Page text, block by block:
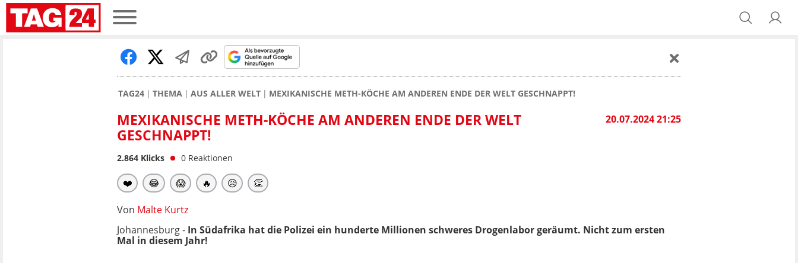
TAG24 THEMA AUS ALLER WELT MEXIKANISCHE METH-KÖCHE AM ANDEREN ENDE DER WELT GESCHNAPPT!
20.07.2024 21:25
MEXIKANISCHE METH-KÖCHE AM ANDEREN ENDE DER WELT
GESCHNAPPT!
2.864 Klicks 0 Reaktionen
❤️ 😂 😱 🔥 😥 👏
Von Malte Kurtz
Johannesburg - In Südafrika hat die Polizei ein hunderte Millionen schweres Drogenlabor geräumt. Nicht zum ersten
Mal in diesem Jahr!